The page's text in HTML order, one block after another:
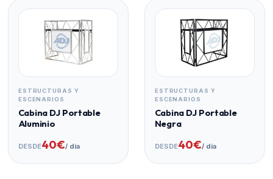
ESTRUCTURAS Y
ESCENARIOS
Cabina DJ Portable
Aluminio
DESDE40€/ día
ESTRUCTURAS Y
ESCENARIOS
Cabina DJ Portable
Negra
DESDE40€/ día